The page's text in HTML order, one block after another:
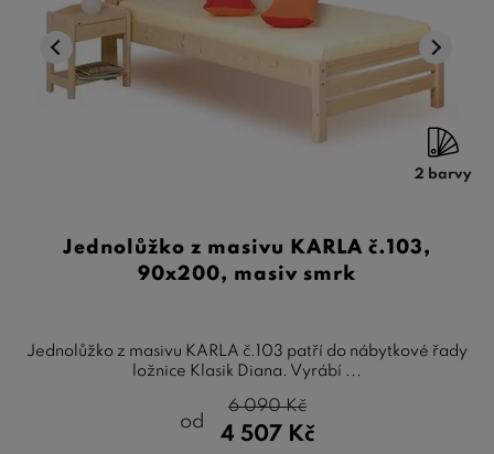
2 barvy
Jednolůžko z masivu KARLA č.103,
90x200, masiv smrk
Jednolůžko z masivu KARLA č.103 patří do nábytkové řady
ložnice Klasik Diana. Vyrábí ...
od
4 507 Kč
6 090Kč